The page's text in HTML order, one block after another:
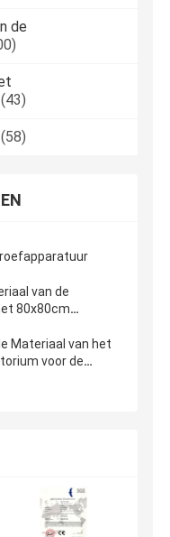
de
(43)
(58)
van de
80x80cm
vcs-
Materiaal van het
voor de